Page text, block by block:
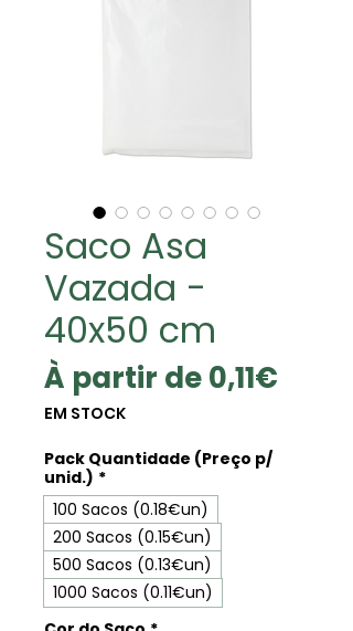
Saco Asa
Vazada -
40x50 cm
À partir de0,11€
EM STOCK
Pack Quantidade (Preço p/
unid.) *
100 Sacos (0.18€un)
200 Sacos (0.15€un)
500 Sacos (0.13€un)
1000 Sacos (0.11€un)